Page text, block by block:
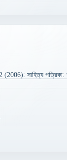
সাহিত্য পত্রিকা: